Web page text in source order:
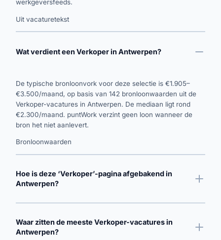
werkgeversfeeds.
Uit vacaturetekst
Wat verdient een Verkoper in Antwerpen?
De typische bronloonvork voor deze selectie is €1.905–
€3.500/maand, op basis van 142 bronloonwaarden uit de
Verkoper-vacatures in Antwerpen. De mediaan ligt rond
€2.300/maand. puntWork verzint geen loon wanneer de
bron het niet aanlevert.
Bronloonwaarden
Hoe is deze ‘Verkoper’-pagina afgebakend in
Antwerpen?
Waar zitten de meeste Verkoper-vacatures in
Antwerpen?